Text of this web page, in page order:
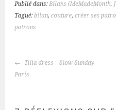
Publié dans:Bilans (MeMadeMonth,
Tagué:bilan,couture,créer ses
patrons
NAVIGATION
DES
Tilia dress – Slow Sunday
Paris